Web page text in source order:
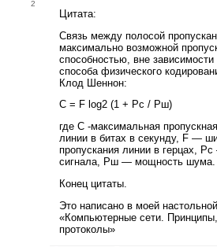
2
Цитата:
Связь между полосой
максимально возможной
способностью, вне зависимости
способа физического
Клод Шеннон:
C = F log2 (1 + Pc / Рш)
где С -максимальная
линии в битах в секунду, F —
пропускания линии в герцах,
сигнала, Рш — мощность шума.
Конец цитаты.
Это написано в моей
«Компьютерные сети. Принципы,
протоколы»